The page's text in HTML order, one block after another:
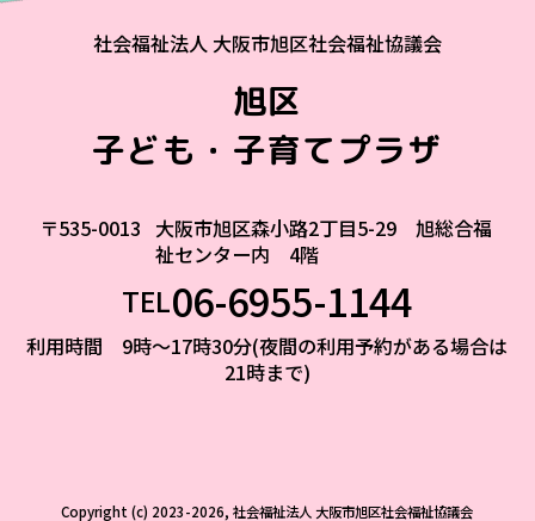
社会福祉法人 大阪市旭区社会福祉協議会
旭区
子ども・子育てプラザ
〒535-0013 大阪市旭区森小路2丁目5-29 旭総合福
祉センター内 4階
TEL06-6955-1144
利用時間 9時～17時30分(夜間の利用予約がある場合は
21時まで)
Copyright (c) 2023-2026, 社会福祉法人 大阪市旭区社会福祉協議会